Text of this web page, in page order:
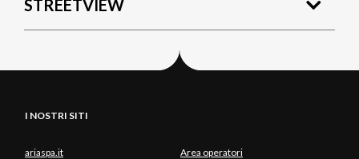
STREETVIEW
I NOSTRI SITI
ariaspa.it Area operatori